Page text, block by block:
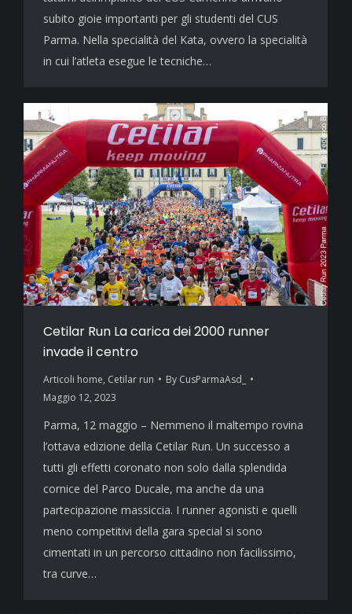
subito gioie importanti per gli studenti del CUS
Parma. Nella specialità del Kata, ovvero la specialità
in cui l’atleta esegue le tecniche…
Cetilar Run La carica dei 2000 runner
invade il centro
Articoli home, Cetilar run By CusParmaAsd_
Maggio 12, 2023
Parma, 12 maggio – Nemmeno il maltempo rovina
l’ottava edizione della Cetilar Run. Un successo a
tutti gli effetti coronato non solo dalla splendida
cornice del Parco Ducale, ma anche da una
partecipazione massiccia. I runner agonisti e quelli
meno competitivi della gara special si sono
cimentati in un percorso cittadino non facilissimo,
tra curve…